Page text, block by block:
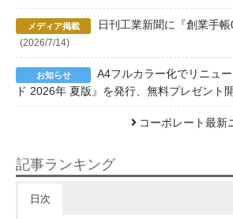
日刊工業新聞に『創業手
(2026/7/14)
A4フルカラー化でリニュ
ド 2026年 夏版』を発行、無料プレゼント
コーポレート最新
記事ランキング
日次